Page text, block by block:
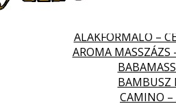
ALAKFORMÁLÓ –
AROMA MASSZÁZS
BAMBUSZ
CAMINO –